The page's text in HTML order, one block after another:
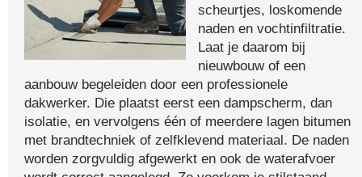
scheurtjes, loskomende
naden en vochtinfiltratie.
Laat je daarom bij
nieuwbouw of een
aanbouw begeleiden door een professionele
dakwerker. Die plaatst eerst een dampscherm, dan
isolatie, en vervolgens één of meerdere lagen bitumen
met brandtechniek of zelfklevend materiaal. De naden
worden zorgvuldig afgewerkt en ook de waterafvoer